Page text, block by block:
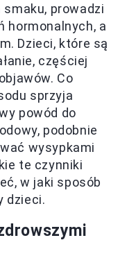
prowadzi
hormonalnych, a
Dzieci, które są
częściej
Co
sprzyja
powód do
podobnie
wysypkami
te czynniki
w jaki sposób
dzieci.